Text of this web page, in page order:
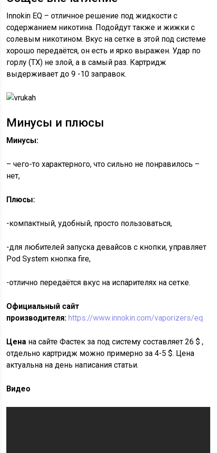
Innokin EQ – отличное решение под жидкости с
содержанием никотина. Подойдут также и жижки с
солевым никотином. Вкус на сетке в этой под системе
хорошо передаётся, он есть и ярко выражен. Удар по
горлу (ТХ) не злой, а в самый раз. Картридж
выдерживает до 9 -10 заправок.
Минусы и плюсы
Минусы:
– чего-то характерного, что сильно не понравилось –
нет,
Плюсы:
-компактный, удобный, просто пользоваться,
-для любителей запуска девайсов с кнопки, управляет
Pod System кнопка fire,
-отлично передаётся вкус на испарителях на сетке.
Официальный сайт
производителя:https://www.innokin.com/vaporizers/eq
Цена на сайте Фастек за под систему составляет 26 $ ,
отдельно картридж можно примерно за 4-5 $. Цена
актуальна на день написания статьи.
Видео